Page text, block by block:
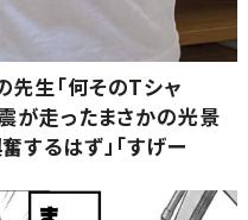
生「何そのTシャ
が走ったまさかの光景
するはず」「すげー